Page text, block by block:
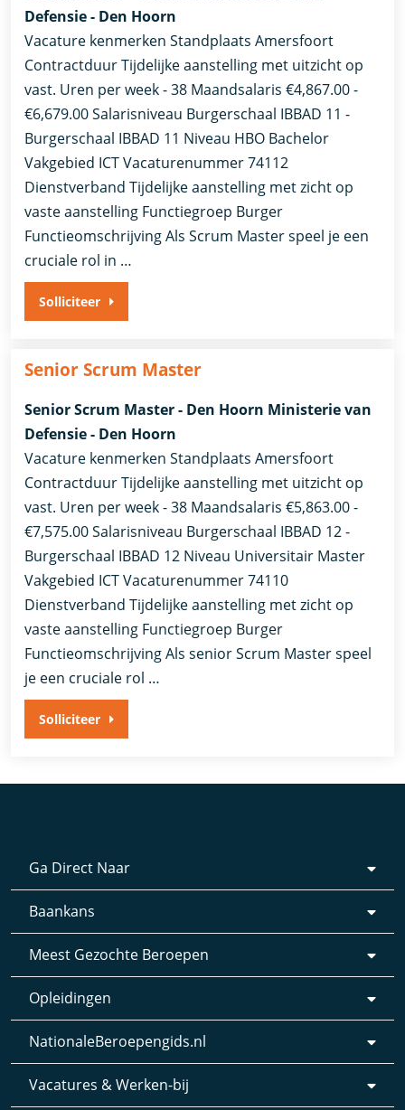
Defensie - Den Hoorn
Vacature kenmerken Standplaats Amersfoort
Contractduur Tijdelijke aanstelling met uitzicht op
vast. Uren per week - 38 Maandsalaris €4,867.00 -
€6,679.00 Salarisniveau Burgerschaal IBBAD 11 -
Burgerschaal IBBAD 11 Niveau HBO Bachelor
Vakgebied ICT Vacaturenummer 74112
Dienstverband ​Tijdelijke aanstelling met zicht op
vaste aanstelling​ Functiegroep Burger
Functieomschrijving Als Scrum Master speel je een
cruciale rol in …
Solliciteer
Senior Scrum Master
Senior Scrum Master - Den Hoorn Ministerie van
Defensie - Den Hoorn
Vacature kenmerken Standplaats Amersfoort
Contractduur Tijdelijke aanstelling met uitzicht op
vast. Uren per week - 38 Maandsalaris €5,863.00 -
€7,575.00 Salarisniveau Burgerschaal IBBAD 12 -
Burgerschaal IBBAD 12 Niveau Universitair Master
Vakgebied ICT Vacaturenummer 74110
Dienstverband ​Tijdelijke aanstelling met zicht op
vaste aanstelling​ Functiegroep Burger
Functieomschrijving Als senior Scrum Master speel
je een cruciale rol …
Solliciteer
Ga Direct Naar
Baankans
Meest Gezochte Beroepen
Opleidingen
NationaleBeroepengids.nl
Vacatures & Werken-bij